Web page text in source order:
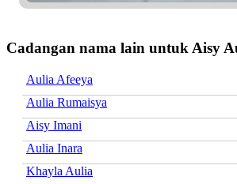
Cadangan nama lain untuk Aisy
Aulia Afeeya
Aulia Rumaisya
Aisy Imani
Aulia Inara
Khayla Aulia